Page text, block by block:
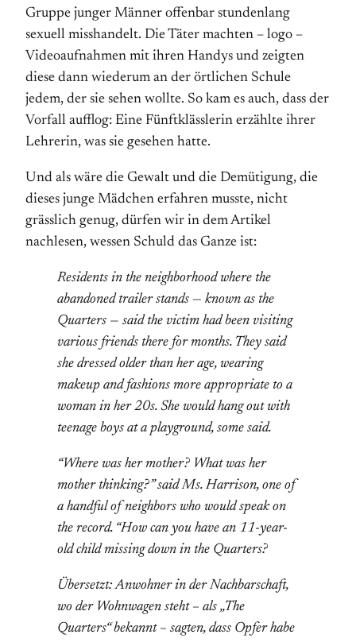
Gruppe junger Männer offenbar stundenlang
sexuell misshandelt. Die Täter machten – logo –
Videoaufnahmen mit ihren Handys und zeigten
diese dann wiederum an der örtlichen Schule
jedem, der sie sehen wollte. So kam es auch, dass der
Vorfall aufflog: Eine Fünftklässlerin erzählte ihrer
Lehrerin, was sie gesehen hatte.
Und als wäre die Gewalt und die Demütigung, die
dieses junge Mädchen erfahren musste, nicht
grässlich genug, dürfen wir in dem Artikel
nachlesen, wessen Schuld das Ganze ist:
Residents in the neighborhood where the
abandoned trailer stands — known as the
Quarters — said the victim had been visiting
various friends there for months. They said
she dressed older than her age, wearing
makeup and fashions more appropriate to a
woman in her 20s. She would hang out with
teenage boys at a playground, some said.
“Where was her mother? What was her
mother thinking?” said Ms. Harrison, one of
a handful of neighbors who would speak on
the record. “How can you have an 11-year-
old child missing down in the Quarters?
Übersetzt: Anwohner in der Nachbarschaft,
wo der Wohnwagen steht – als „The
Quarters“ bekannt – sagten, dass Opfer habe